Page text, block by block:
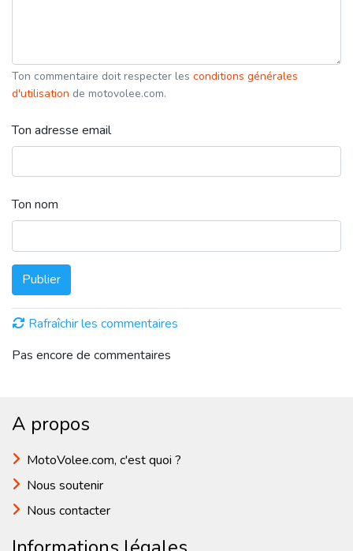
Ton commentaire doit respecter les conditions générales
d'utilisation de motovolee.com.
Ton adresse email
Ton nom
Publier
Rafraîchir les commentaires
Pas encore de commentaires
A propos
MotoVolee.com, c'est quoi ?
Nous soutenir
Nous contacter